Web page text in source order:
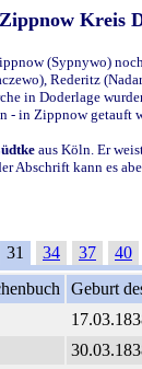
Kreis
(Sypnywo)
Rederitz
in Doderlage
- in Zippnow getauft
aus Köln. Er
kann es
31 34 37 40
Geburt